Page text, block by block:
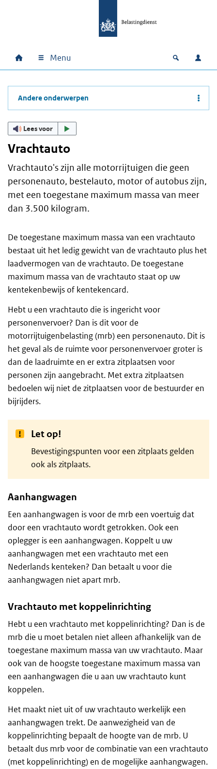
Hoofdnavigatie
Home Menu Open
Andere onderwerpen
Lees voor
Vrachtauto
Vrachtauto's zijn alle motorrijtuigen die geen
personenauto, bestelauto, motor of autobus zijn,
met een toegestane maximum massa van meer
dan 3.500 kilogram.
De toegestane maximum massa van een vrachtauto
bestaat uit het ledig gewicht van de vrachtauto plus het
laadvermogen van de vrachtauto. De toegestane
maximum massa van de vrachtauto staat op uw
kentekenbewijs of kentekencard.
Hebt u een vrachtauto die is ingericht voor
personenvervoer? Dan is dit voor de
motorrijtuigenbelasting (mrb) een personenauto. Dit is
het geval als de ruimte voor personenvervoer groter is
dan de laadruimte en er extra zitplaatsen voor
personen zijn aangebracht. Met extra zitplaatsen
bedoelen wij niet de zitplaatsen voor de bestuurder en
bijrijders.
Let op!
Bevestigingspunten voor een zitplaats gelden
ook als zitplaats.
Aanhangwagen
Een aanhangwagen is voor de mrb een voertuig dat
door een vrachtauto wordt getrokken. Ook een
oplegger is een aanhangwagen. Koppelt u uw
aanhangwagen met een vrachtauto met een
Nederlands kenteken? Dan betaalt u voor die
aanhangwagen niet apart mrb.
Vrachtauto met koppelinrichting
Hebt u een vrachtauto met koppelinrichting? Dan is de
mrb die u moet betalen niet alleen afhankelijk van de
toegestane maximum massa van uw vrachtauto. Maar
ook van de hoogste toegestane maximum massa van
een aanhangwagen die u aan uw vrachtauto kunt
koppelen.
Het maakt niet uit of uw vrachtauto werkelijk een
aanhangwagen trekt. De aanwezigheid van de
koppelinrichting bepaalt de hoogte van de mrb. U
betaalt dus mrb voor de combinatie van een vrachtauto
(met koppelinrichting) en de mogelijke aanhangwagen.